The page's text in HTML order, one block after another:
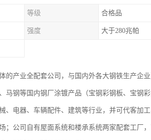
等级 合格品
强度 大于280兆帕
的产业全配套公司，与国内外各大钢铁生产企业
钢等国内钢厂涂镀产品（宝钢彩钢板、宝钢
电器、车辆配件、建筑等行业，并可代客加工
；公司自有屋面系统和楼承系统两家配套工厂